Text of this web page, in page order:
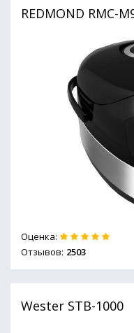
REDMOND RMC-
Оценка:
Отзывов: 2503
Wester STB-1000